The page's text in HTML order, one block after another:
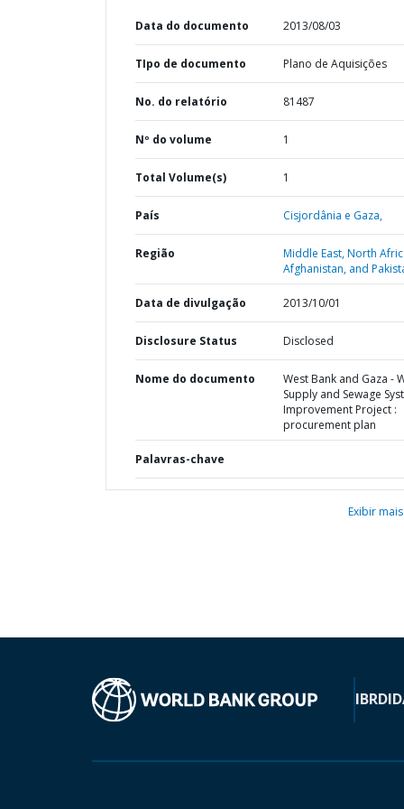
Data do documento 2013/08/03
TIpo de documento Plano de Aquisições
No. do relatório 81487
Nº do volume 1
Total Volume(s) 1
País Cisjordânia e Gaza,
Região
Middle East, North
Afghanistan, and
Data de divulgação 2013/10/01
Disclosure Status Disclosed
Nome do documento
West Bank and Gaza -
Supply and Sewage
Improvement Project :
procurement plan
Palavras-chave
Exibir mais
IBRD